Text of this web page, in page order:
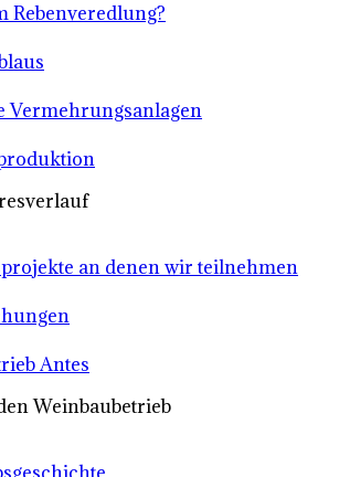
Rebenveredlung?
Vermehrungsanlagen
an denen wir teilnehmen
Antes
Weinbaubetrieb